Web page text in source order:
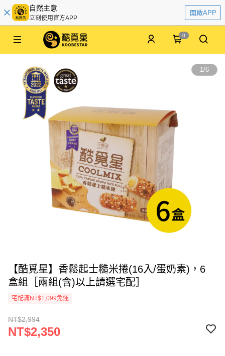
自然主意
立刻使用官方APP
開啟APP
0
1/6
【酷覓星】香鬆起士糙米捲(16入/蛋奶素)，6
盒組［兩組(含)以上請選宅配］
宅配滿NT$1,099免運
NT$2,994
NT$2,350